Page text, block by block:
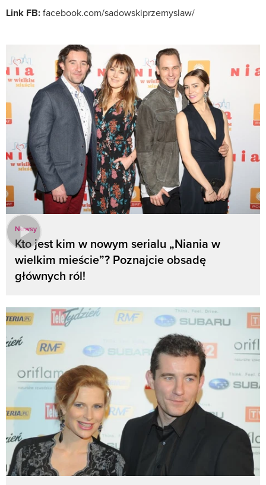
Link FB:facebook.com/sadowskiprzemyslaw/
Newsy
Kto jest kim w nowym serialu „Niania w
wielkim mieście”? Poznajcie obsadę
głównych ról!